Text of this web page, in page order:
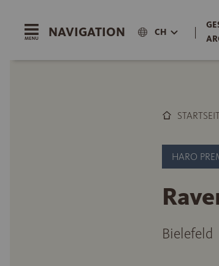
NAVIGATION CH |
HARO
Bielefeld